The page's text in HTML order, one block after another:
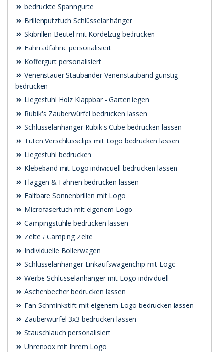
bedruckte Spanngurte
Brillenputztuch Schlüsselanhänger
Skibrillen Beutel mit Kordelzug bedrucken
Fahrradfahne personalisiert
Koffergurt personalisiert
Venenstauer Staubänder Venenstauband günstig
bedrucken
Liegestuhl Holz Klappbar - Gartenliegen
Rubik's Zauberwürfel bedrucken lassen
Schlüsselanhänger Rubik's Cube bedrucken lassen
Tüten Verschlussclips mit Logo bedrucken lassen
Liegestuhl bedrucken
Klebeband mit Logo individuell bedrucken lassen
Flaggen & Fahnen bedrucken lassen
Faltbare Sonnenbrillen mit Logo
Microfasertuch mit eigenem Logo
Campingstühle bedrucken lassen
Zelte / Camping Zelte
Individuelle Bollerwagen
Schlüsselanhänger Einkaufswagenchip mit Logo
Werbe Schlüsselanhänger mit Logo individuell
Aschenbecher bedrucken lassen
Fan Schminkstift mit eigenem Logo bedrucken lassen
Zauberwürfel 3x3 bedrucken lassen
Stauschlauch personalisiert
Uhrenbox mit Ihrem Logo